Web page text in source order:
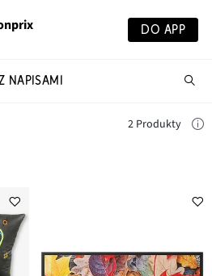
DO APP
NAPISAMI
2 Produkty